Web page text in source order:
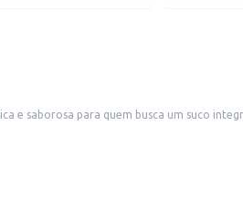
e saborosa para quem busca um suco
o sabor da uva e busca uma bebida